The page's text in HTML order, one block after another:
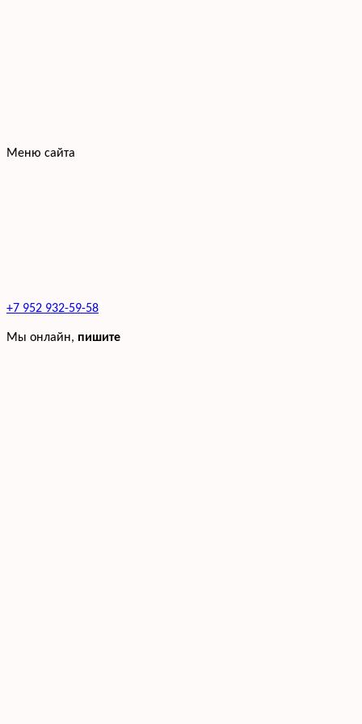
Меню сайта
+7 952 932-59-58
Мы онлайн, пишите